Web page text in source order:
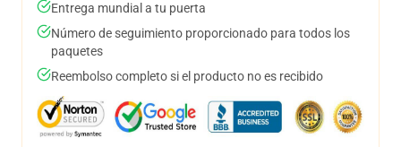
Entrega mundial a tu puerta
Número de seguimiento proporcionado para todos los
paquetes
Reembolso completo si el producto no es recibido